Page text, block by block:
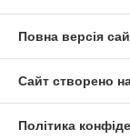
Повна версія
Сайт створено
Політика